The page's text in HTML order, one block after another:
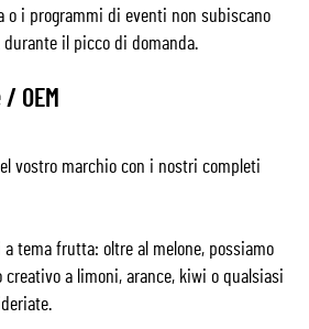
i programmi di eventi non subiscano
il picco di domanda.
OEM
vostro marchio con i nostri completi
tema frutta: oltre al melone, possiamo
a limoni, arance, kiwi o qualsiasi